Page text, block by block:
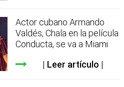
Actor cubano Armando
Valdés, Chala en la película
Conducta, se va a Miami
Leer artículo